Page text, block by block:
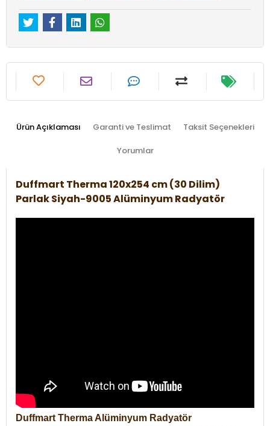
Ürün Açıklaması Garanti ve Teslimat Taksit Seçenekleri
Yorumlar
Duffmart Therma 120x254 cm (30 Dilim)
Parlak Siyah-9005 Alüminyum Radyatör
Duffmart Therma Alüminyum Radyatör